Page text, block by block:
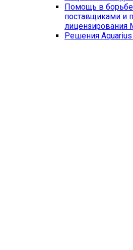
Помощь в
поставщиками и
лицензирования
Решения